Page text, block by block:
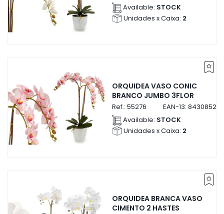
Available: STOCK
Unidades x Caixa: 2
ORQUIDEA VASO CONIC
BRANCO JUMBO 3FLOR
Ref.: 55276 EAN-13:
Available: STOCK
Unidades x Caixa: 2
ORQUIDEA BRANCA VASO
CIMENTO 2 HASTES